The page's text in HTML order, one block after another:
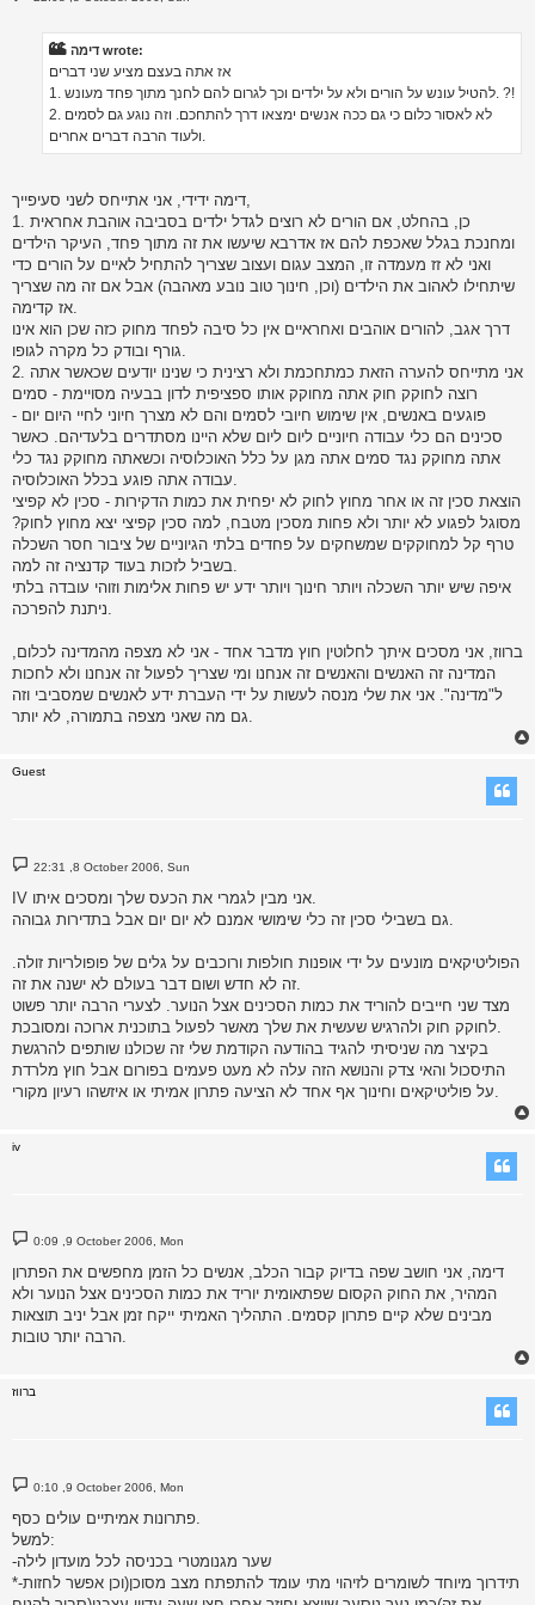
o
דימה wrote:
אז אתה בעצם מציע שני דברים
1. להטיל עונש על הורים ולא על ילדים וכך לגרום להם לחנך מתוך פחד מעונש. ?!
2. לא לאסור כלום כי גם ככה אנשים ימצאו דרך להתחכם. וזה נוגע גם לסמים
ולעוד הרבה דברים אחרים.
דימה ידידי, אני אתייחס לשני סעיפייך,
1. כן, בהחלט, אם הורים לא רוצים לגדל ילדים בסביבה אוהבת אחראית
ומחנכת בגלל שאכפת להם אז אדרבא שיעשו את זה מתוך פחד, העיקר הילדים
ואני לא זז מעמדה זו, המצב עגום ועצוב שצריך להתחיל לאיים על הורים כדי
שיתחילו לאהוב את הילדים (וכן, חינוך טוב נובע מאהבה) אבל אם זה מה שצריך
אז קדימה.
דרך אגב, להורים אוהבים ואחראיים אין כל סיבה לפחד מחוק כזה שכן הוא אינו
גורף ובודק כל מקרה לגופו.
2. אני מתייחס להערה הזאת כמתחכמת ולא רצינית כי שנינו יודעים שכאשר אתה
רוצה לחוקק חוק אתה מחוקק אותו ספציפית לדון בבעיה מסויימת - סמים
פוגעים באנשים, אין שימוש חיובי לסמים והם לא מצרך חיוני לחיי היום יום -
סכינים הם כלי עבודה חיוניים ליום ליום שלא היינו מסתדרים בלעדיהם. כאשר
אתה מחוקק נגד סמים אתה מגן על כלל האוכלוסיה וכשאתה מחוקק נגד כלי
עבודה אתה פוגע בכלל האוכלוסיה.
הוצאת סכין זה או אחר מחוץ לחוק לא יפחית את כמות הדקירות - סכין לא קפיצי
מסוגל לפגוע לא יותר ולא פחות מסכין מטבח, למה סכין קפיצי יצא מחוץ לחוק?
טרף קל למחוקקים שמשחקים על פחדים בלתי הגיוניים של ציבור חסר השכלה
בשביל לזכות בעוד קדנציה זה למה.
איפה שיש יותר השכלה ויותר חינוך ויותר ידע יש פחות אלימות וזוהי עובדה בלתי
ניתנת להפרכה.
ברווז, אני מסכים איתך לחלוטין חוץ מדבר אחד - אני לא מצפה מהמדינה לכלום,
המדינה זה האנשים והאנשים זה אנחנו ומי שצריך לפעול זה אנחנו ולא לחכות
ל"מדינה". אני את שלי מנסה לעשות על ידי העברת ידע לאנשים שמסביבי וזה
גם מה שאני מצפה בתמורה, לא יותר.
Guest
P
o
22:31 ,8 October 2006, Sun
הפוליטיקאים מונעים על ידי אופנות חולפות ורוכבים על גלים של פופולריות זולה.
מצד שני חייבים להוריד את כמות הסכינים אצל הנוער. לצערי הרבה יותר פשוט
בקיצר מה שניסיתי להגיד בהודעה הקודמת שלי זה שכולנו שותפים להרגשת
התיסכול והאי צדק והנושא הזה עלה לא מעט פעמים בפורום אבל חוץ מלרדת
iv
P
o
t
0:09 ,9 October 2006, Mon
דימה, אני חושב שפה בדיוק קבור הכלב, אנשים כל הזמן מחפשים את הפתרון
המהיר, את החוק הקסום שפתאומית יוריד את כמות הסכינים אצל הנוער ולא
מבינים שלא קיים פתרון קסמים. התהליך האמיתי ייקח זמן אבל יניב תוצאות
הרבה יותר טובות.
ברווז
P
o
t
0:10 ,9 October 2006, Mon
למשל:
-שער מגנומטרי בכניסה לכל מועדון לילה
*-תידרוך מיוחד לשומרים לזיהוי מתי עומד להתפתח מצב מסוכן(וכן אפשר לחזות